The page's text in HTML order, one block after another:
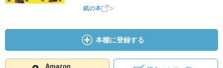
紙の本
本棚に登録する
Amazon